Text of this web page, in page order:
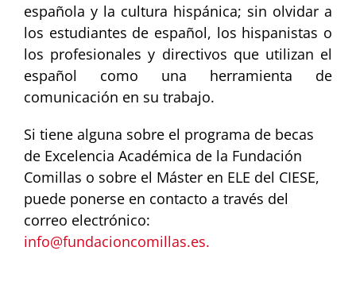
española y la cultura hispánica; sin olvidar a
los estudiantes de español, los hispanistas o
los profesionales y directivos que utilizan el
español como una herramienta de
comunicación en su trabajo.
Si tiene alguna sobre el programa de becas
de Excelencia Académica de la Fundación
Comillas o sobre el Máster en ELE del CIESE,
puede ponerse en contacto a través del
correo electrónico:
info@fundacioncomillas.es.